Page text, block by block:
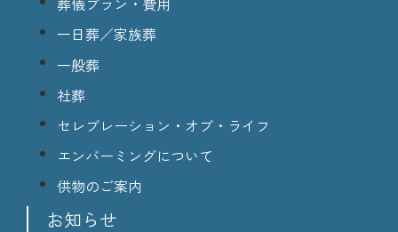
一日葬／家族葬
一般葬
社葬
セレブレーション・オブ・ライフ
エンバーミングについて
供物のご案内
お知らせ